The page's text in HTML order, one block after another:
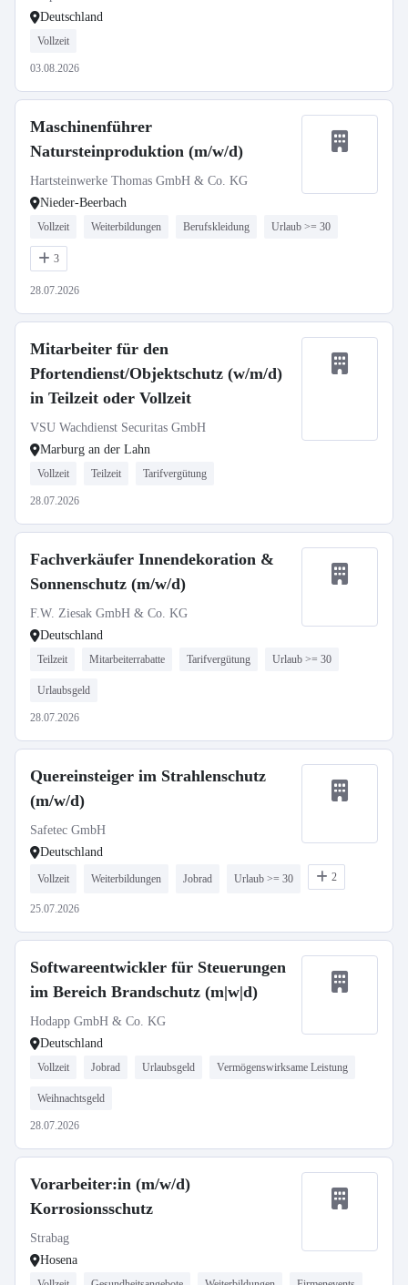
Deutschland
Vollzeit
03.08.2026
Maschinenführer
Natursteinproduktion (m/w/d)
Hartsteinwerke Thomas GmbH & Co. KG
Nieder-Beerbach
Vollzeit Weiterbildungen Berufskleidung Urlaub >= 30
3
28.07.2026
Mitarbeiter für den
Pfortendienst/Objektschutz (w/m/d)
in Teilzeit oder Vollzeit
VSU Wachdienst Securitas GmbH
Marburg an der Lahn
Vollzeit Teilzeit Tarifvergütung
28.07.2026
Fachverkäufer Innendekoration &
Sonnenschutz (m/w/d)
F.W. Ziesak GmbH & Co. KG
Deutschland
Teilzeit Mitarbeiterrabatte Tarifvergütung Urlaub >= 30
Urlaubsgeld
28.07.2026
Quereinsteiger im Strahlenschutz
(m/w/d)
Safetec GmbH
Deutschland
Vollzeit Weiterbildungen Jobrad Urlaub >= 30 2
25.07.2026
Softwareentwickler für Steuerungen
im Bereich Brandschutz (m|w|d)
Hodapp GmbH & Co. KG
Deutschland
Vollzeit Jobrad Urlaubsgeld Vermögenswirksame Leistung
Weihnachtsgeld
28.07.2026
Vorarbeiter:in (m/w/d)
Korrosionsschutz
Strabag
Hosena